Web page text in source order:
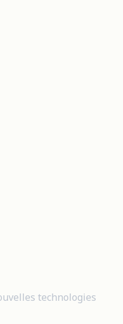
technologies